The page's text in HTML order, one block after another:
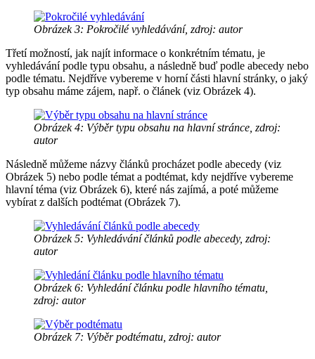
Obrázek 3: Pokročilé vyhledávání, zdroj: autor
Třetí možností, jak najít informace o konkrétním tématu, je
vyhledávání podle typu obsahu, a následně buď podle abecedy nebo
podle tématu. Nejdříve vybereme v horní části hlavní stránky, o jaký
typ obsahu máme zájem, např. o článek (viz Obrázek 4).
Obrázek 4: Výběr typu obsahu na hlavní stránce, zdroj:
autor
Následně můžeme názvy článků procházet podle abecedy (viz
Obrázek 5) nebo podle témat a podtémat, kdy nejdříve vybereme
hlavní téma (viz Obrázek 6), které nás zajímá, a poté můžeme
vybírat z dalších podtémat (Obrázek 7).
Obrázek 5: Vyhledávání článků podle abecedy, zdroj:
autor
Obrázek 6: Vyhledání článku podle hlavního tématu,
zdroj: autor
Obrázek 7: Výběr podtématu, zdroj: autor